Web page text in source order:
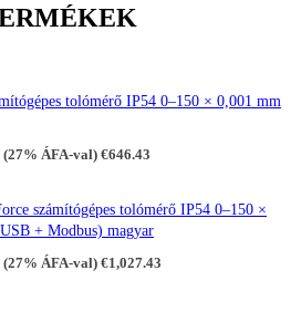
tolómérő IP54 0–150 × 0,001 mm
ÁFA-val) €646.43
számítógépes tolómérő IP54 0–150 ×
+ Modbus) magyar
ÁFA-val) €1,027.43